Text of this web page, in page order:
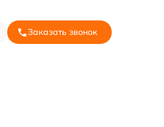
Заказать звонок